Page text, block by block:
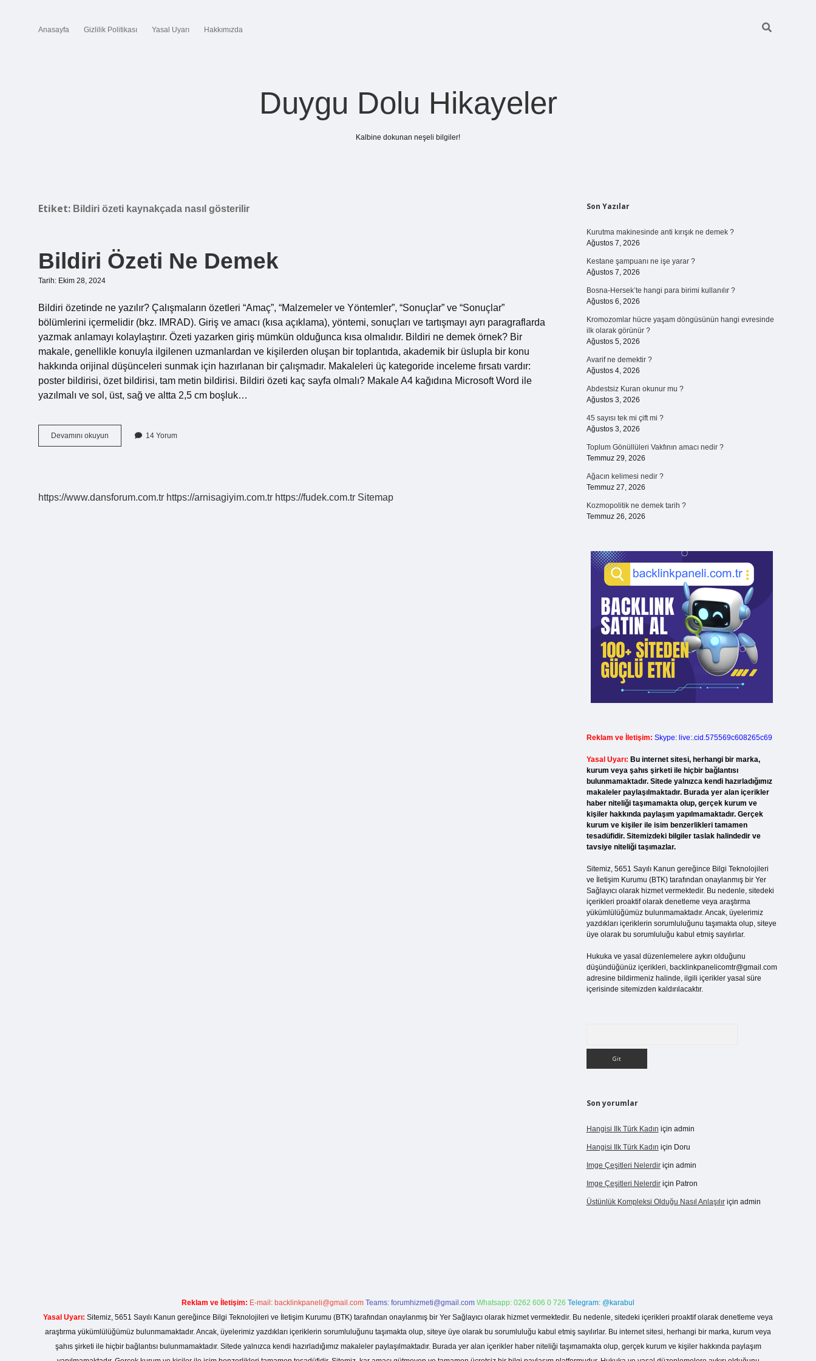
Anasayfa Gizlilik Politikası Yasal Uyarı Hakkımızda
Duygu Dolu Hikayeler
Kalbine dokunan neşeli bilgiler!
Etiket: Bildiri özeti kaynakçada nasıl gösterilir
Bildiri Özeti Ne Demek
Tarih: Ekim 28, 2024
Bildiri özetinde ne yazılır? Çalışmaların özetleri “Amaç”, “Malzemeler ve Yöntemler”, “Sonuçlar” ve “Sonuçlar”
bölümlerini içermelidir (bkz. IMRAD). Giriş ve amacı (kısa açıklama), yöntemi, sonuçları ve tartışmayı ayrı paragraflarda
yazmak anlamayı kolaylaştırır. Özeti yazarken giriş mümkün olduğunca kısa olmalıdır. Bildiri ne demek örnek? Bir
makale, genellikle konuyla ilgilenen uzmanlardan ve kişilerden oluşan bir toplantıda, akademik bir üslupla bir konu
hakkında orijinal düşünceleri sunmak için hazırlanan bir çalışmadır. Makaleleri üç kategoride inceleme fırsatı vardır:
poster bildirisi, özet bildirisi, tam metin bildirisi. Bildiri özeti kaç sayfa olmalı? Makale A4 kağıdına Microsoft Word ile
yazılmalı ve sol, üst, sağ ve altta 2,5 cm boşluk…
Devamını okuyun
Özeti
14 Yorum
https://www.dansforum.com.tr https://arnisagiyim.com.tr https://fudek.com.tr Sitemap
Sidebar
Son Yazılar
Kurutma makinesinde anti kırışık ne demek ?
Ağustos 7, 2026
Kestane şampuanı ne işe yarar ?
Ağustos 7, 2026
Bosna-Hersek’te hangi para birimi kullanılır ?
Ağustos 6, 2026
Kromozomlar hücre yaşam döngüsünün hangi evresinde
ilk olarak görünür ?
Ağustos 5, 2026
Avarif ne demektir ?
Ağustos 4, 2026
Abdestsiz Kuran okunur mu ?
Ağustos 3, 2026
45 sayısı tek mi çift mi ?
Ağustos 3, 2026
Toplum Gönüllüleri Vakfının amacı nedir ?
Temmuz 29, 2026
Ağacın kelimesi nedir ?
Temmuz 27, 2026
Kozmopolitik ne demek tarih ?
Temmuz 26, 2026
Reklam ve İletişim: Skype: live:.cid.575569c608265c69
Yasal Uyarı: Bu internet sitesi, herhangi bir marka,
kurum veya şahıs şirketi ile hiçbir bağlantısı
bulunmamaktadır. Sitede yalnızca kendi hazırladığımız
makaleler paylaşılmaktadır. Burada yer alan içerikler
haber niteliği taşımamakta olup, gerçek kurum ve
kişiler hakkında paylaşım yapılmamaktadır. Gerçek
kurum ve kişiler ile isim benzerlikleri tamamen
tesadüfidir. Sitemizdeki bilgiler taslak halindedir ve
tavsiye niteliği taşımazlar.
Sitemiz, 5651 Sayılı Kanun gereğince Bilgi Teknolojileri
ve İletişim Kurumu (BTK) tarafından onaylanmış bir Yer
Sağlayıcı olarak hizmet vermektedir. Bu nedenle, sitedeki
içerikleri proaktif olarak denetleme veya araştırma
yükümlülüğümüz bulunmamaktadır. Ancak, üyelerimiz
yazdıkları içeriklerin sorumluluğunu taşımakta olup, siteye
üye olarak bu sorumluluğu kabul etmiş sayılırlar.
Hukuka ve yasal düzenlemelere aykırı olduğunu
düşündüğünüz içerikleri, backlinkpanelicomtr@gmail.com
adresine bildirmeniz halinde, ilgili içerikler yasal süre
içerisinde sitemizden kaldırılacaktır.
Son yorumlar
Hangisi Ilk Türk Kadın için admin
Hangisi Ilk Türk Kadın için Doru
Imge Çeşitleri Nelerdiriçin admin
Imge Çeşitleri Nelerdiriçin Patron
Üstünlük Kompleksi Olduğu Nasıl Anlaşılıriçin admin
ilbet girişhttps://betexpergiris.casino/
Reklam ve İletişim: E-mail: backlinkpaneli@gmail.com Teams: forumhizmeti@gmail.com Whatsapp: 0262 606 0 726 Telegram: @karabul
Yasal Uyarı: Sitemiz, 5651 Sayılı Kanun gereğince Bilgi Teknolojileri ve İletişim Kurumu (BTK) tarafından onaylanmış bir Yer Sağlayıcı olarak hizmet vermektedir. Bu nedenle, sitedeki içerikleri proaktif olarak denetleme veya
araştırma yükümlülüğümüz bulunmamaktadır. Ancak, üyelerimiz yazdıkları içeriklerin sorumluluğunu taşımakta olup, siteye üye olarak bu sorumluluğu kabul etmiş sayılırlar. Bu internet sitesi, herhangi bir marka, kurum veya
şahıs şirketi ile hiçbir bağlantısı bulunmamaktadır. Sitede yalnızca kendi hazırladığımız makaleler paylaşılmaktadır. Burada yer alan içerikler haber niteliği taşımamakta olup, gerçek kurum ve kişiler hakkında paylaşım